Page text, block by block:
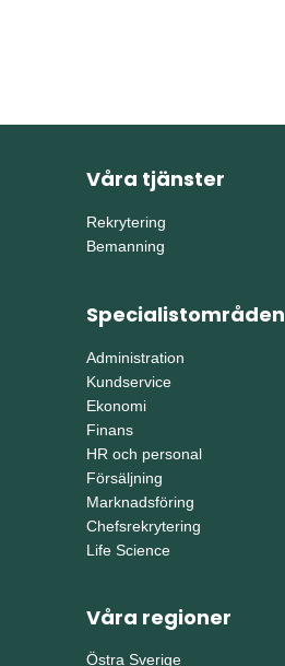
Våra tjänster
Rekrytering
Bemanning
Specialistområden
Administration
Kundservice
Ekonomi
Finans
HR och personal
Försäljning
Marknadsföring
Chefsrekrytering
Life Science
Våra regioner
Östra Sverige